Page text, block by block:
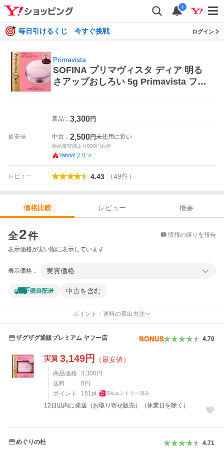
i
毎日引けるくじ 今すぐ挑戦 ログイン
Primavista
SOFINA プリマヴィスタ ディア 明る
さアップおしろい 5g Primavista フェ
最安値
新品： 3,300円
中古： 2,500円未使用に近い
新品最安値より800円お得
Yahoo!フリマ
レビュー 4.43 （49件）
価格比較 レビュー
概要
全2件 情報の誤りを報告
表示価格が安い順に表示しています
表示価格： 実質価格
中古を含む
ポイント・送料の算出方法
ザグザグ通販プレミアム ヤフー店 4.70
実質 3,149円 （最安値）
商品価格 3,300 円
送料
0 円
ポイント
151pt 5%エントリー済み
12日以内に発送（お取り寄せ販売）（休業日を除く）
めぐりの杜 4.71